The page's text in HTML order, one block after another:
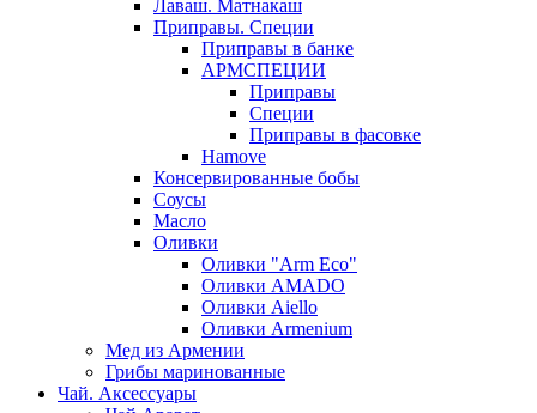
Лаваш. Матнакаш
Приправы. Специи
Приправы в банке
АРМСПЕЦИИ
Приправы
Специи
Приправы в фасовке
Hamove
Консервированные бобы
Соусы
Масло
Оливки
Оливки "Arm Eco"
Оливки AMADO
Оливки Aiello
Оливки Armenium
Мед из Армении
Грибы маринованные
Чай. Аксессуары